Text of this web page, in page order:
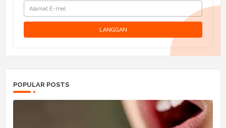
POPULAR POSTS